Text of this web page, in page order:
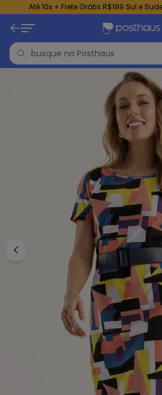
Até 10x + Frete Grátis R$199 Sul e